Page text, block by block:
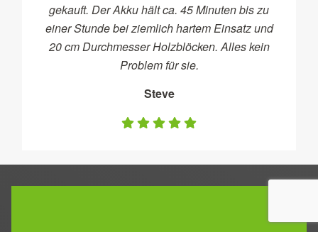
gekauft. Der Akku hält ca. 45 Minuten bis zu
einer Stunde bei ziemlich hartem Einsatz und
20 cm Durchmesser Holzblöcken. Alles kein
Problem für sie.
Steve